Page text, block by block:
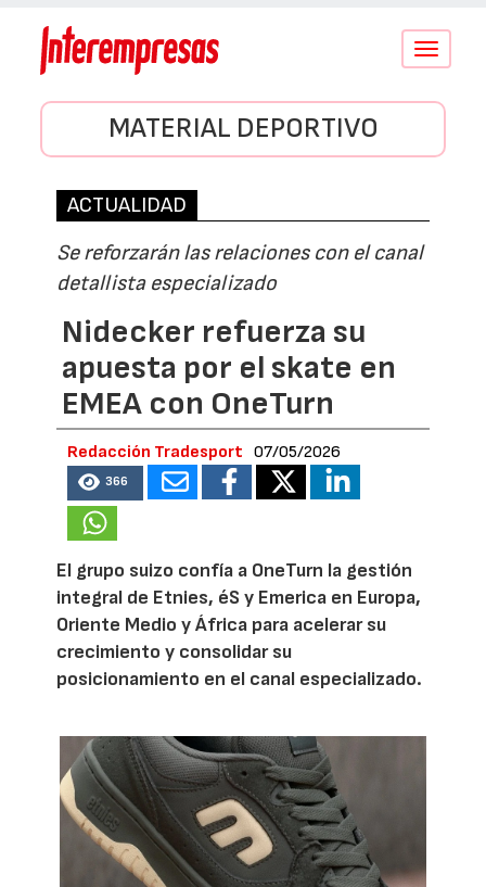
Conmutar
MATERIAL DEPORTIVO
ACTUALIDAD
Se reforzarán las relaciones con el canal
detallista especializado
Nidecker refuerza su
apuesta por el skate en
EMEA con OneTurn
Redacción Tradesport 07/05/2026
366
El grupo suizo confía a OneTurn la gestión
integral de Etnies, éS y Emerica en Europa,
Oriente Medio y África para acelerar su
crecimiento y consolidar su
posicionamiento en el canal especializado.